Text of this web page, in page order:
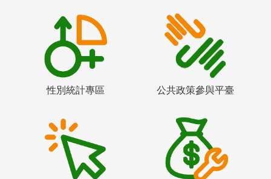
性別統計專區 公共政策參與平臺